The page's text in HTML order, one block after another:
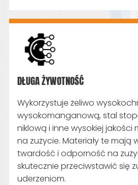
DŁUGA ŻYWOTNOŚĆ
Wykorzystuje żeliwo
wysokomanganową, stal
niklową i inne wysokiej jakości
na zużycie. Materiały te mają
twardość i odporność na
skutecznie przeciwstawić się
uderzeniom.